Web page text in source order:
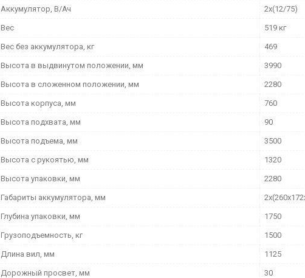
Аккумулятор, В/Ач 2х(12/75)
Вес 519 кг
Вес без аккумулятора, кг 469
Высота в выдвинутом положении, мм 3990
Высота в сложенном положении, мм 2280
Высота корпуса, мм 760
Высота подхвата, мм 90
Высота подъема, мм 3500
Высота с рукоятью, мм 1320
Высота упаковки, мм 2280
Габариты аккумулятора, мм
Глубина упаковки, мм 1750
Грузоподъемность, кг 1500
Длина вил, мм 1125
Дорожный просвет, мм 30